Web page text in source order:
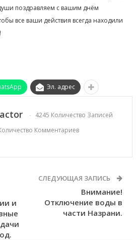
поздравляем с вашим днём
все ваши действия всегда находили
Эл. адрес
4245 Количество Записей
Комментариев
и
СЛЕДУЮЩАЯ ЗАПИСЬ
Внимание!
Отключение воды в
части Назрани.